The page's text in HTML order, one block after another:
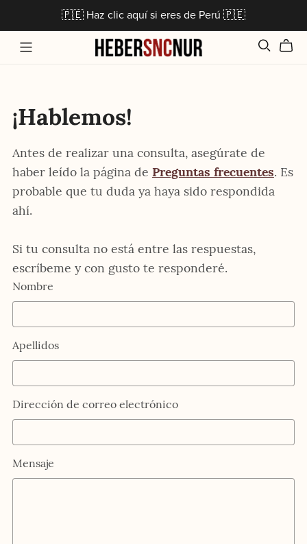
🇵🇪 Haz clic aquí si eres de Perú 🇵🇪
¡Hablemos!
Antes de realizar una consulta, asegúrate de
haber leído la página de Preguntas frecuentes. Es
probable que tu duda ya haya sido respondida
ahí.
Si tu consulta no está entre las respuestas,
escríbeme y con gusto te responderé.
Nombre
Apellidos
Dirección de correo electrónico
Mensaje